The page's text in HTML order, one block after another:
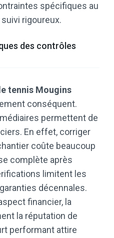
spécifiques au
rigoureux.
des contrôles
tennis Mougins
conséquent.
permettent de
En effet, corriger
coûte beaucoup
complète après
limitent les
décennales.
financier, la
la réputation de
performant attire